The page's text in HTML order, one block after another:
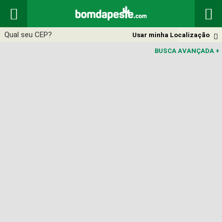
 

Usar minha Localização
BUSCA AVANÇADA +